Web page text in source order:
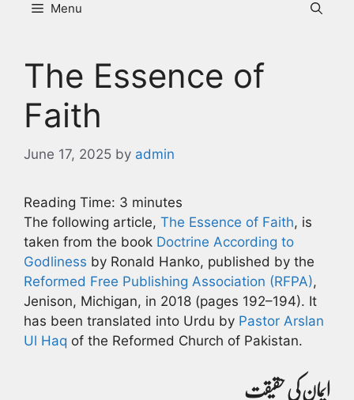
Menu
The Essence of
Faith
June 17, 2025 by admin
Reading Time: 3 minutes
The following article, The Essence of Faith, is
taken from the book Doctrine According to
Godliness by Ronald Hanko, published by the
Reformed Free Publishing Association (RFPA),
Jenison, Michigan, in 2018 (pages 192–194). It
has been translated into Urdu by Pastor Arslan
Ul Haq of the Reformed Church of Pakistan.
ایمان کی حقیقت